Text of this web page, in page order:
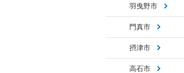
羽曳野市
門真市
摂津市
高石市